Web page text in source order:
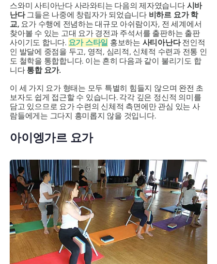
스와미 사티아난다 사라와티는 다음의 제자였습니다 시바
난다그들은 나중에 창립자가 되었습니다 비하르 요가 학
교,요가 수행에 전념하는 대규모 아쉬람이자, 전 세계에서
찾아볼 수 있는 고대 요가 경전과 주석서를 출판하는 출판
사이기도 합니다. 요가 스타일 홍보하는 사티아난다전인적
인 발달에 중점을 두고, 영적, 심리적, 신체적 수련과 전통 인
도 철학을 통합합니다. 이는 흔히 다음과 같이 불리기도 합
니다 통합 요가.
이 세 가지 요가 형태는 모두 특별히 힘들지 않으며 완전 초
보자도 쉽게 접근할 수 있습니다. 각각 깊은 정신적 의미를
담고 있으므로 요가 수련의 신체적 측면에만 관심 있는 사
람들에게는 그다지 흥미롭지 않을 것입니다.
아이엥가르 요가